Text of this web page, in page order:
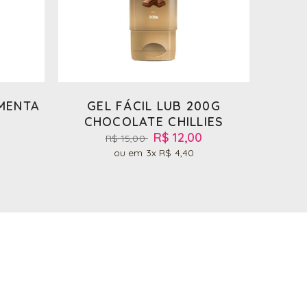
GEL FÁCIL LUB 200G
CHOCOLATE CHILLIES
R$ 15,00 R$ 12,00
3x R$ 4,40